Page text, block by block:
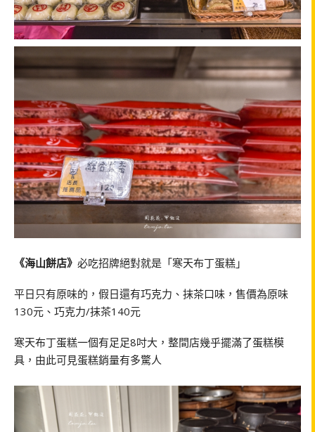
《海山餅店》 必吃招牌絕對就是「寒天布丁蛋糕」
平日只有原味的，假日還有巧克力、抹茶口味，售價為原味
130元、巧克力/抹茶140元
寒天布丁蛋糕一個有足足8吋大，整間店幾乎擺滿了蛋糕模
具，由此可見蛋糕銷量有多驚人